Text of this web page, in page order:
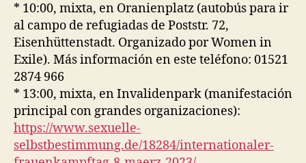
* 10:00, mixta, en Oranienplatz (autobús para ir
al campo de refugiadas de Poststr. 72,
Eisenhüttenstadt. Organizado por Women in
Exile). Más información en este teléfono: 01521
2874 966
* 13:00, mixta, en Invalidenpark (manifestación
principal con grandes organizaciones):
https://www.sexuelle-
selbstbestimmung.de/18284/internationaler-